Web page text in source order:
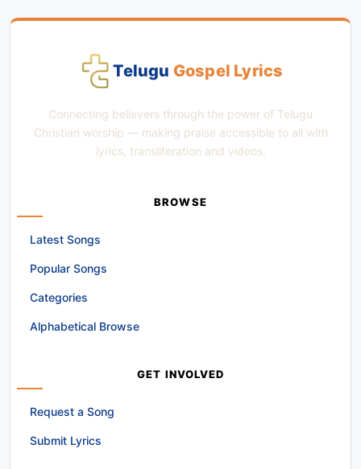
Telugu Gospel Lyrics
Connecting believers through the power of Telugu
Christian worship — making praise accessible to all with
lyrics, transliteration and videos.
BROWSE
Latest Songs
Popular Songs
Categories
Alphabetical Browse
GET INVOLVED
Request a Song
Submit Lyrics